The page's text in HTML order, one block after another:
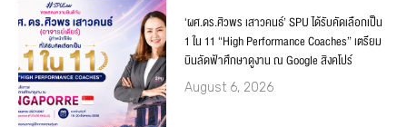
‘ผศ.ดร.ศิวพร เสาวคนธ์’ SPU ได้รับคัดเลือกเป็น
1 ใน 11 “High Performance Coaches” เตรียม
บินลัดฟ้าศึกษาดูงาน ณ Google สิงคโปร์
August 6, 2026